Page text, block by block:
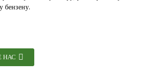
бензену.
НАС